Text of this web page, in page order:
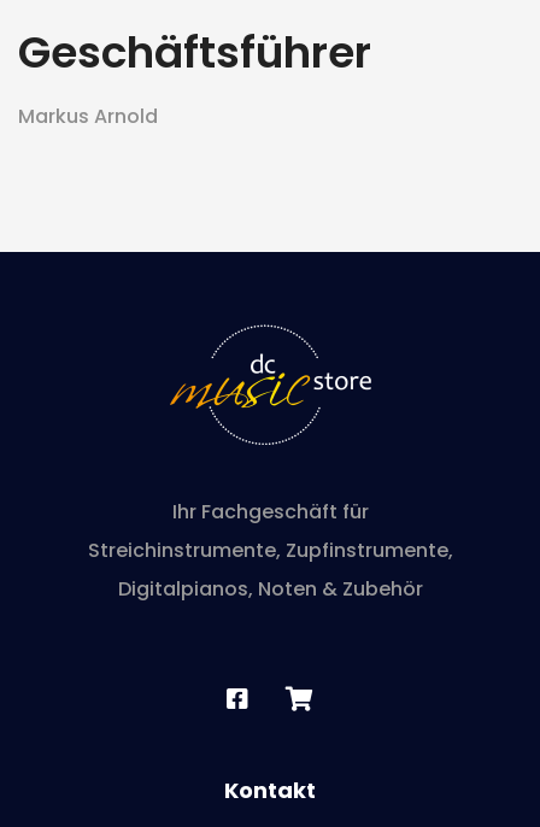
Geschäftsführer
Markus Arnold
Ihr Fachgeschäft für
Streichinstrumente, Zupfinstrumente,
Digitalpianos, Noten & Zubehör
Kontakt